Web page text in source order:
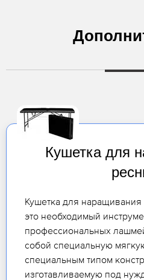
Кушетка для
Кушетка для
это необходимый
профессиональных
собой специальную
специальным типом
изготавливаемую под